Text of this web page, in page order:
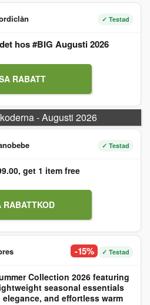
✓ Testad
hos #BIG Augusti 2026
RABATT
- Augusti 2026
✓ Testad
get 1 item free
RABATTKOD
-15% ✓ Testad
Collection 2026 featuring
seasonal essentials
and effortless warm